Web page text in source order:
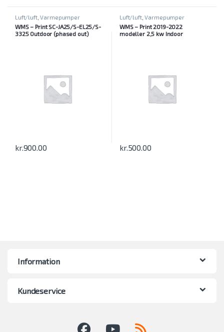
Luft/luft,Varmepumper
WMS – Print SC-JA25/S-EL25/S-
3325 Outdoor (phased out)
kr.900.00
Luft/luft,Varmepumper
WMS – Print 2019-2022
modeller 2,5 kw Indoor
kr.500.00
Information
Kundeservice